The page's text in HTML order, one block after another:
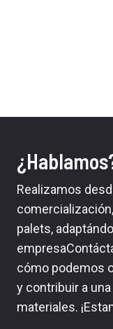
Realizamos
palets,
cómo podemos
y contribuir a
materiales.